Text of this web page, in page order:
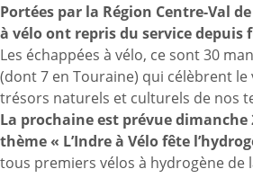
Portées par la Région Centre-Val
à vélo ont repris du service depuis
Les échappées à vélo, ce sont 30
(dont 7 en Touraine) qui célèbrent le
trésors naturels et culturels de nos
La prochaine est prévue
thème « L’Indre à Vélo fête
tous premiers vélos à hydrogène de